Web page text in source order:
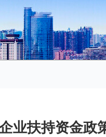
业扶持资金政